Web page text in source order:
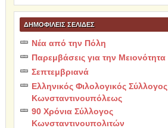
ΔΗΜΟΦΙΛΕΙΣ ΣΕΛΙΔΕΣ
Νέα από την Πόλη
Παρεμβάσεις για την Μειονότητα
Σεπτεμβριανά
Ελληνικός Φιλολογικός Σύλλογος
Κωνσταντινουπόλεως
90 Χρόνια Σύλλογος
Κωνσταντινουπολιτών